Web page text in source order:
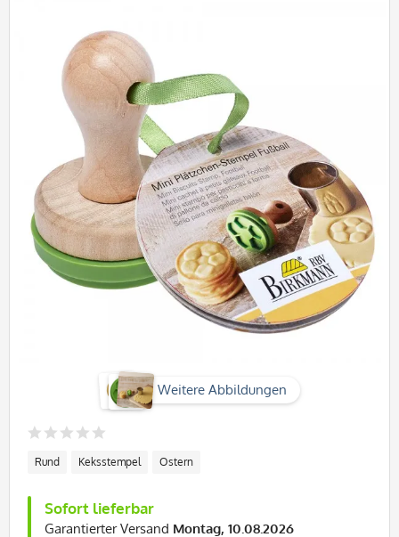
Weitere Abbildungen
Rund Keksstempel Ostern
Sofort lieferbar
Garantierter Versand Montag, 10.08.2026